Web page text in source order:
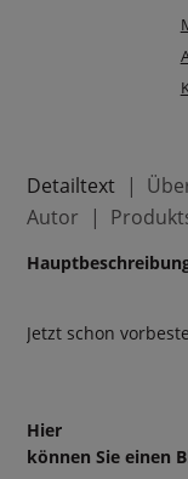
Detailtext
Autor
Jetzt schon
Hier
können Sie einen